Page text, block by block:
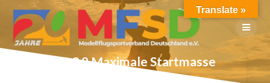
Skip
to
content
11.3.2 Maximale Startmasse
Translate »